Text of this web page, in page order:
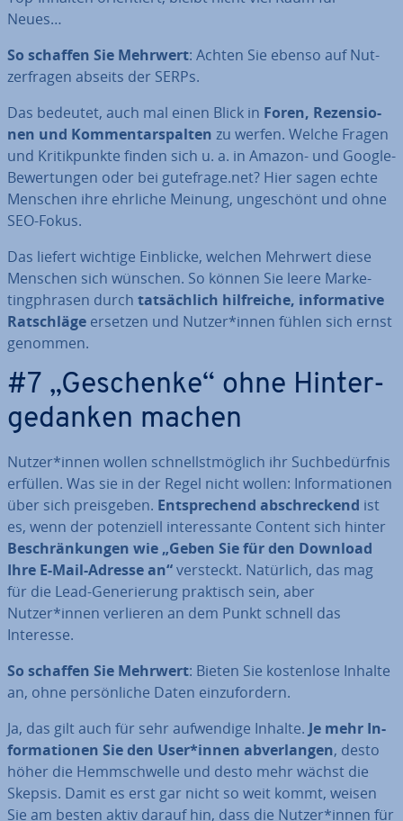
Neues…
So schaffen Sie Mehrwert: Achten Sie ebenso auf Nut­
zer­fra­gen abseits der SERPs.
Das bedeutet, auch mal einen Blick in Foren, Re­zen­sio­
nen und Kom­men­tar­spal­ten zu werfen. Welche Fragen
und Kri­tik­punk­te finden sich u. a. in Amazon- und Google-
Be­wer­tun­gen oder bei gutefrage.net? Hier sagen echte
Menschen ihre ehrliche Meinung, un­ge­schönt und ohne
SEO-Fokus.
Das liefert wichtige Einblicke, welchen Mehrwert diese
Menschen sich wünschen. So können Sie leere Mar­ke­
ting­phra­sen durch tat­säch­lich hilf­rei­che, in­for­ma­ti­ve
Rat­schlä­ge ersetzen und Nutzer*innen fühlen sich ernst
genommen.
#7 „Geschenke“ ohne Hin­ter­
ge­dan­ken machen
Nutzer*innen wollen schnellst­mög­lich ihr Such­be­dürf­nis
erfüllen. Was sie in der Regel nicht wollen: In­for­ma­tio­nen
über sich preis­ge­ben. Ent­spre­chend ab­schre­ckend ist
es, wenn der po­ten­zi­ell in­ter­es­san­te Content sich hinter
Be­schrän­kun­gen wie „Geben Sie für den Download
Ihre E-Mail-Adresse an“versteckt. Natürlich, das mag
für die Lead-Ge­ne­rie­rung praktisch sein, aber
Nutzer*innen verlieren an dem Punkt schnell das
Interesse.
So schaffen Sie Mehrwert: Bieten Sie kos­ten­lo­se Inhalte
an, ohne per­sön­li­che Daten ein­zu­for­dern.
Ja, das gilt auch für sehr auf­wen­di­ge Inhalte. Je mehr In­
for­ma­tio­nen Sie den User*innen ab­ver­lan­gen, desto
höher die Hemm­schwel­le und desto mehr wächst die
Skepsis. Damit es erst gar nicht so weit kommt, weisen
Sie am besten aktiv darauf hin, dass die Nutzer*innen für